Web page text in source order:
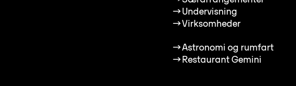
→Undervisning
→Virksomheder
→Astronomi og rumfart
→Restaurant Gemini